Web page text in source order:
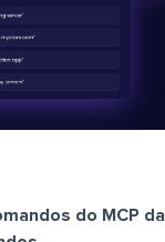
do MCP da